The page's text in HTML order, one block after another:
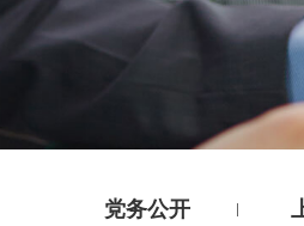
党务公开